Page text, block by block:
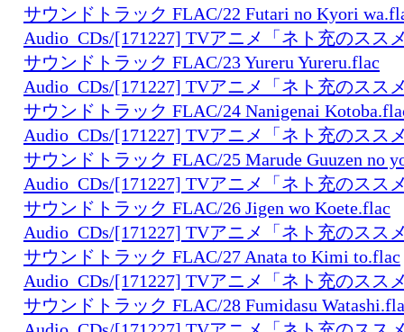
サウンドトラック FLAC/22 Futari no Kyori
Audio_CDs/[171227] TVアニメ「ネト充のスス
サウンドトラック FLAC/23 Yureru Yureru.flac
Audio_CDs/[171227] TVアニメ「ネト充のスス
サウンドトラック FLAC/24 Nanigenai
Audio_CDs/[171227] TVアニメ「ネト充のスス
サウンドトラック FLAC/25 Marude Guuzen no
Audio_CDs/[171227] TVアニメ「ネト充のスス
サウンドトラック FLAC/26 Jigen wo Koete.flac
Audio_CDs/[171227] TVアニメ「ネト充のスス
サウンドトラック FLAC/27 Anata to Kimi to.flac
Audio_CDs/[171227] TVアニメ「ネト充のスス
サウンドトラック FLAC/28 Fumidasu